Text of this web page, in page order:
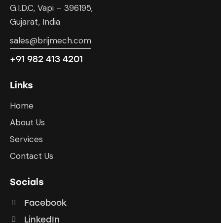
G.I.D.C, Vapi – 396195,
Gujarat, India
sales@brijmech.com
+91 982 413 4201
Links
Home
About Us
Services
Contact Us
Socials
Facebook
LinkedIn